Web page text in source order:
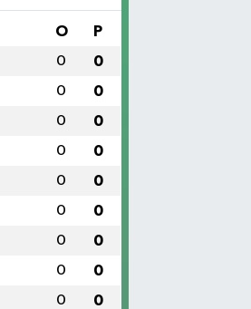
O P
0 0
0 0
0 0
0 0
0 0
0 0
0 0
0 0
0 0